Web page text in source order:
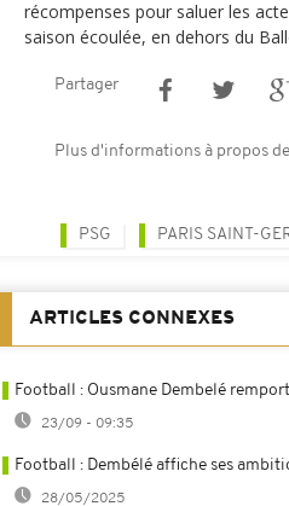
récompenses pour saluer les
saison écoulée, en dehors du
Partager
Plus d'informations à propos de
PSG PARIS SAINT-
ARTICLES CONNEXES
Football : Ousmane Dembelé
23/09 - 09:35
Football : Dembélé affiche ses
28/05/2025